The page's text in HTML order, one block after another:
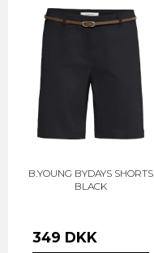
B.YOUNG BYDAYS SHORTS
BLACK
349 DKK